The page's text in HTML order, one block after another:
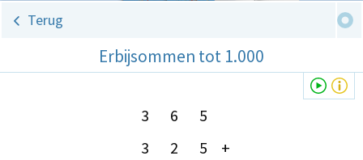
Terug
Erbijsommen tot 1.000
3 6
5
3
2 5 +